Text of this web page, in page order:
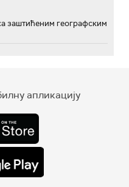
заштићеним географским
апликацију